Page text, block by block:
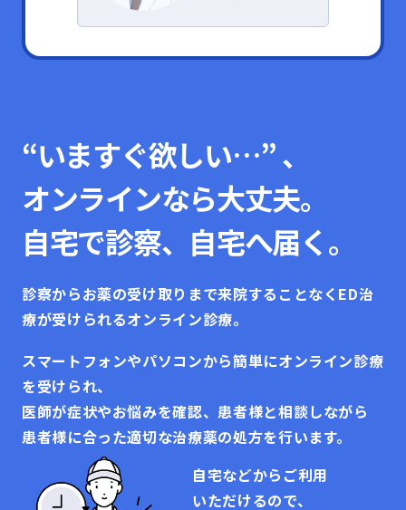
“いますぐ欲しい…” 、
オンラインなら大丈夫。
自宅で診察、自宅へ届く。
診察からお薬の受け取りまで来院することなく ED治
療が受けられるオンライン診療。
スマートフォンやパソコンから簡単にオンライン診療
を受けられ、
医師が症状やお悩みを確認、患者様と相談しながら
患者様に合った適切な治療薬の処方を行います。
自宅などからご利用
いただけるので、